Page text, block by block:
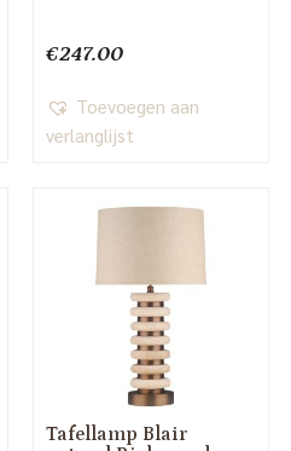
€247.00
Toevoegen aan
verlanglijst
Tafellamp Blair